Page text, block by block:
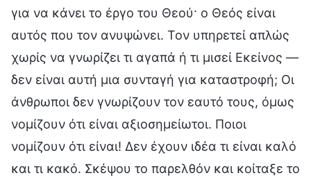
για να κάνει το έργο του Θεού· ο Θεός είναι
αυτός που τον ανυψώνει. Τον υπηρετεί απλώς
χωρίς να γνωρίζει τι αγαπά ή τι μισεί Εκείνος —
δεν είναι αυτή μια συνταγή για καταστροφή; Οι
άνθρωποι δεν γνωρίζουν τον εαυτό τους, όμως
νομίζουν ότι είναι αξιοσημείωτοι. Ποιοι
νομίζουν ότι είναι! Δεν έχουν ιδέα τι είναι καλό
και τι κακό. Σκέψου το παρελθόν και κοίταξε το